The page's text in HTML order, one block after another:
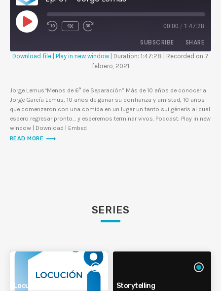
P
P
I
1X 00:00 / 1:47:28
SUBSCRIBE SHARE
LINK
EMBED
Download file Play in new window Duration: 1:47:28
Recorded on 7
febrero, 2021
Jorge Lemus“Menos de 6° de Separación” Más de 10 años de conocer a
Jorge García Lemus, 10 años de ganar su confianza y amistad, 10 años
que comenzaron con una comida en un lugar un tanto sui géneris al cual
espero regresar pronto… y esperemos terminar vivos. Podcast: Play in new
window | Download | Embed
READ MORE trending_flat
SERIES
Locución Storytelling